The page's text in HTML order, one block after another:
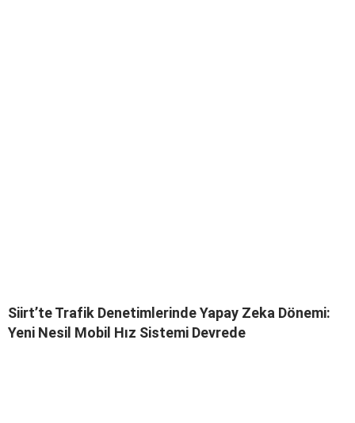
Siirt’te Trafik Denetimlerinde Yapay Zeka Dönemi:
Yeni Nesil Mobil Hız Sistemi Devrede